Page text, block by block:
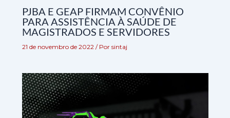
PJBA E GEAP FIRMAM CONVÊNIO
PARA ASSISTÊNCIA À SAÚDE DE
MAGISTRADOS E SERVIDORES
21 de novembro de 2022 / Por sintaj